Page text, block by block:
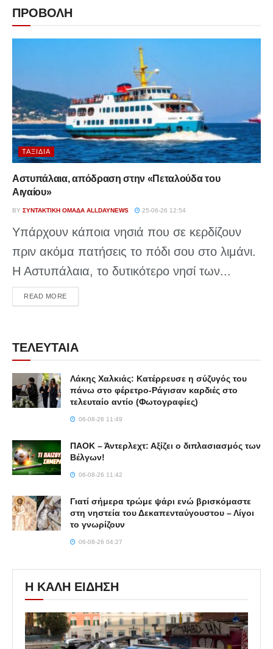
ΠΡΟΒΟΛΗ
ΤΑΞΊΔΙΑ
Αστυπάλαια, απόδραση στην «Πεταλούδα του
Αιγαίου»
BY ΣΥΝΤΑΚΤΙΚΉ ΟΜΆΔΑ ALLDAYNEWS 25-06-26 12:54
Υπάρχουν κάποια νησιά που σε κερδίζουν
πριν ακόμα πατήσεις το πόδι σου στο λιμάνι.
Η Αστυπάλαια, το δυτικότερο νησί των...
READ MOREDETAILS
ΤΕΛΕΥΤΑΙΑ
Λάκης Χαλκιάς: Κατέρρευσε η σύζυγός του
πάνω στο φέρετρο-Ράγισαν καρδιές στο
τελευταίο αντίο (Φωτογραφίες)
06-08-26 11:49
ΠΑΟΚ – Άντερλεχτ: Αξίζει ο διπλασιασμός των
Βέλγων!
06-08-26 11:42
Γιατί σήμερα τρώμε ψάρι ενώ βρισκόμαστε
στη νηστεία του Δεκαπενταύγουστου – Λίγοι
το γνωρίζουν
06-08-26 04:27
Η ΚΑΛΗ ΕΙΔΗΣΗ